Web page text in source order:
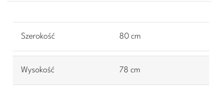
Szerokość 80 cm
Wysokość 78 cm